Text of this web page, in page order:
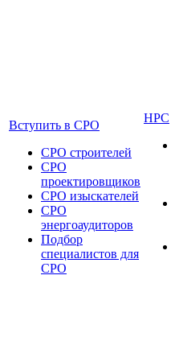
Вступить в СРО
СРО строителей
СРО
проектировщиков
СРО изыскателей
СРО
энергоаудиторов
Подбор
специалистов для
СРО
НРС